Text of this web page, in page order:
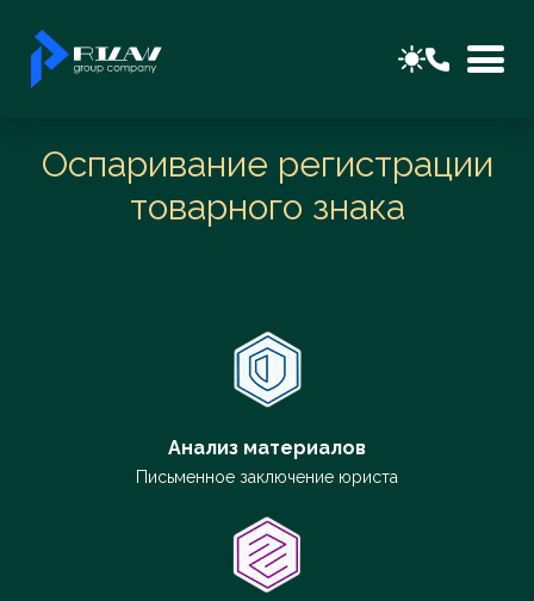
Оспаривание регистрации
товарного знака
Анализ материалов
Письменное заключение юриста